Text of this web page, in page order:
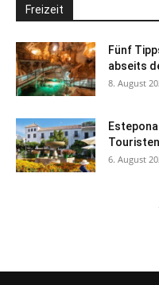
Freizeit
Fünf
abseits
8. August
Touristen
6. August